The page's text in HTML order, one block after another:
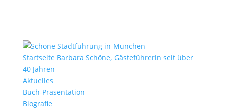
Startseite Barbara Schöne, Gästeführerin seit über
40 Jahren
Aktuelles
Buch-Präsentation
Biografie